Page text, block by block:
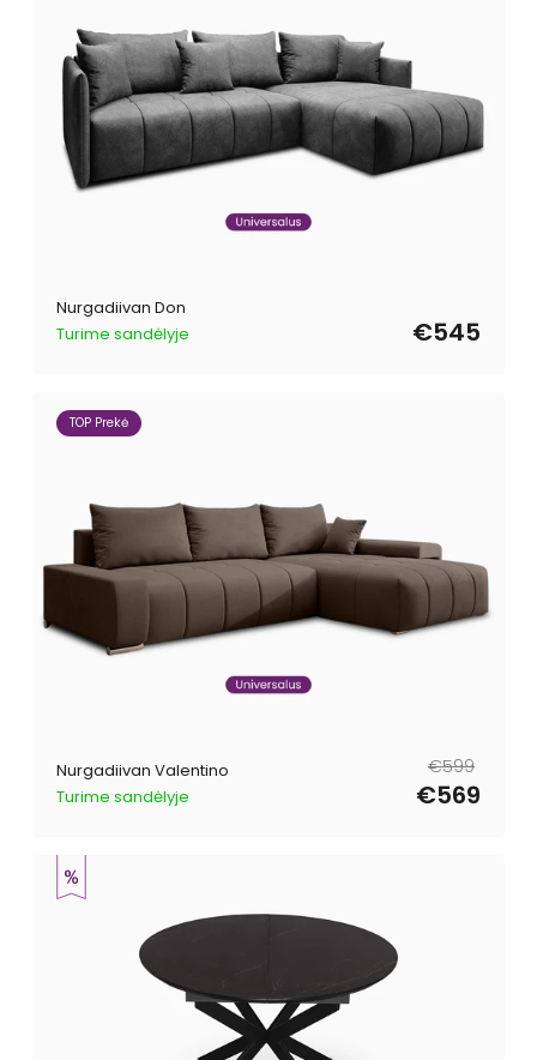
Nurgadiivan Don
Turime sandėlyje
€545
TOP Prekė
Nurgadiivan Valentino
Turime sandėlyje
Tavahind
€599
Müügihind
€569